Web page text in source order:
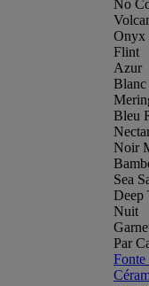
No
Onyx
Flint
Azur
Blanc
Bleu
Noir
Sea
Deep
Nuit
Par
Fonte